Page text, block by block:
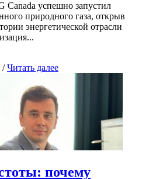
Canada успешно запустил
природного газа, открыв
энергетической отрасли
/Читать далее
почему